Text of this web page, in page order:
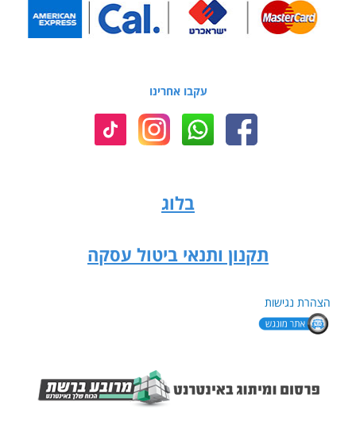
עקבו אחרינו
בלוג
תקנון ותנאי ביטול עסקה
הצהרת נגישות